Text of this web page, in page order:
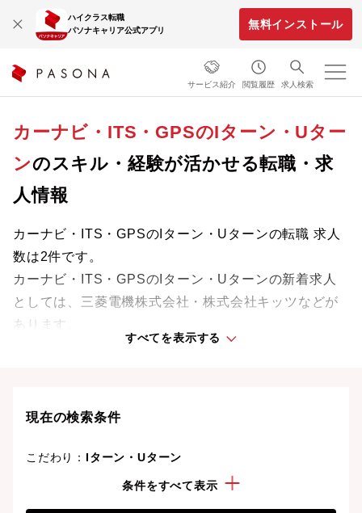
ハイクラス転職
パソナキャリア公式アプリ
無料インストール
サービス紹介 閲覧履歴 求人検索
カーナビ・ITS・GPSのIターン・Uター
ンのスキル・経験が活かせる転職・求
人情報
カーナビ・ITS・GPSのIターン・Uターンの転職 求人
数は2件です。
カーナビ・ITS・GPSのIターン・Uターンの新着求人
としては、三菱電機株式会社・株式会社キッツなどが
あります。
これまでの経験やスキルを活かせる求人を自分らしい
しょう。
すべてを表示する
現在の検索条件
こだわり： Iターン・Uターン
カーナビ・ITS・GPS
条件をすべて表示